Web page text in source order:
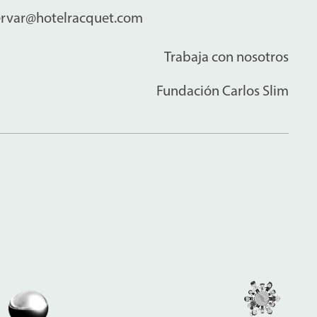
Trabaja con nosotros
Fundación Carlos Slim